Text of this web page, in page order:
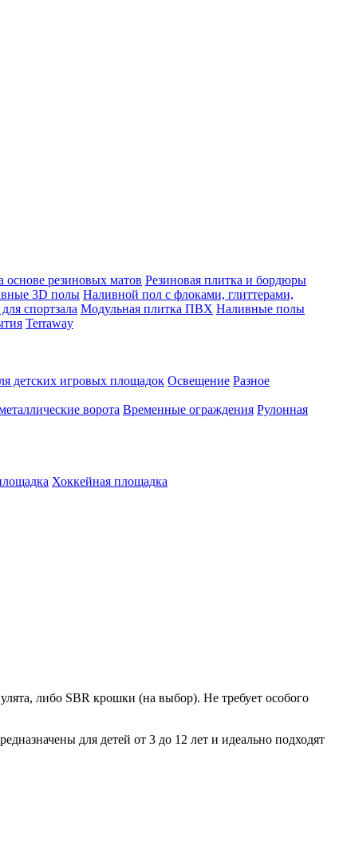
резиновых матов Резиновая плитка и бордюры
3D полы Наливной пол с флоками, глиттерами,
спортзала Модульная плитка ПВХ Наливные полы
Terraway
детских игровых площадок Освещение Разное
ворота Временные ограждения Рулонная
Хоккейная площадка
либо SBR крошки (на выбор). Не требует особого
для детей от 3 до 12 лет и идеально подходят